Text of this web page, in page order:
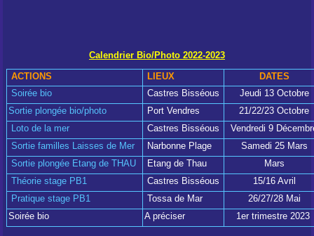
Calendrier Bio/Photo 2022-2023
ACTIONS
LIEUX
DATES
Soirée bio
Castres Bisséous
Jeudi 13 Octobre
Sortie plongée bio/photo
Port Vendres
21/22/23 Octobre
Loto de la mer
Castres Bisséous
Vendredi 9
Sortie familles Laisses de Mer
Narbonne Plage
Samedi 25 Mars
Sortie plongée Etang de THAU
Etang de Thau
Mars
Théorie stage PB1
Castres Bisséous
15/16 Avril
Pratique stage PB1
Tossa de Mar
26/27/28 Mai
Soirée bio
A préciser 1er trimestre 2023